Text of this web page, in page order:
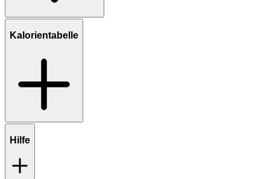
Kalorientabelle
Hilfe